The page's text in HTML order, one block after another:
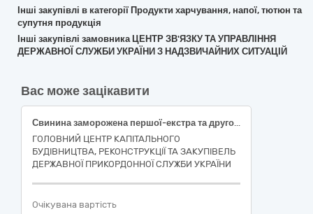
Інші закупівлі в категорії Продукти харчування, напої, тютюн та
супутня продукція
Інші закупівлі замовника ЦЕНТР ЗВ'ЯЗКУ ТА УПРАВЛІННЯ
ДЕРЖАВНОЇ СЛУЖБИ УКРАЇНИ З НАДЗВИЧАЙНИХ СИТУАЦІЙ
Вас може зацікавити
Свинина заморожена першої-екстра та другої категорії
ГОЛОВНИЙ ЦЕНТР КАПІТАЛЬНОГО
БУДІВНИЦТВА, РЕКОНСТРУКЦІЇ ТА ЗАКУПІВЕЛЬ
ДЕРЖАВНОЇ ПРИКОРДОННОЇ СЛУЖБИ УКРАЇНИ
Очікувана вартість